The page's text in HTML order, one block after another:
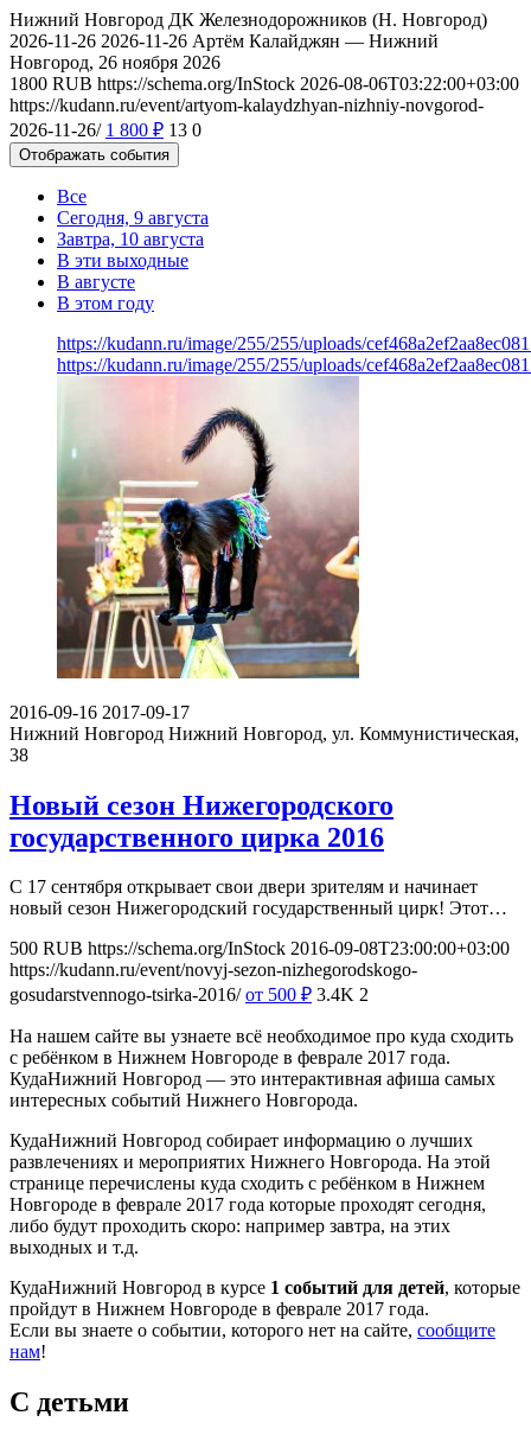
Нижний Новгород ДК Железнодорожников (Н. Новгород)
2026-11-26 2026-11-26 Артём Калайджян — Нижний
Новгород, 26 ноября 2026
1800 RUB https://schema.org/InStock 2026-08-06T03:22:00+03:00
https://kudann.ru/event/artyom-kalaydzhyan-nizhniy-novgorod-
2026-11-26/ 1 800 ₽ 13 0
Отображать события
Все
Сегодня, 9 августа
Завтра, 10 августа
В эти выходные
В августе
В этом году
https://kudann.ru/image/255/255/uploads/
https://kudann.ru/image/255/255/uploads/
2016-09-16 2017-09-17
Нижний Новгород Нижний Новгород, ул. Коммунистическая,
38
Новый сезон Нижегородского
государственного цирка 2016
С 17 сентября открывает свои двери зрителям и начинает
новый сезон Нижегородский государственный цирк! Этот…
500 RUB https://schema.org/InStock 2016-09-08T23:00:00+03:00
https://kudann.ru/event/novyj-sezon-nizhegorodskogo-
gosudarstvennogo-tsirka-2016/ от 500 ₽ 3.4K 2
На нашем сайте вы узнаете всё необходимое про куда сходить
с ребёнком в Нижнем Новгороде в феврале 2017 года.
КудаНижний Новгород — это интерактивная афиша самых
интересных событий Нижнего Новгорода.
КудаНижний Новгород собирает информацию о лучших
развлечениях и мероприятих Нижнего Новгорода. На этой
странице перечислены куда сходить с ребёнком в Нижнем
Новгороде в феврале 2017 года которые проходят сегодня,
либо будут проходить скоро: например завтра, на этих
выходных и т.д.
КудаНижний Новгород в курсе 1 событий для детей, которые
пройдут в Нижнем Новгороде в феврале 2017 года.
Если вы знаете о событии, которого нет на сайте, сообщите
нам!
С детьми